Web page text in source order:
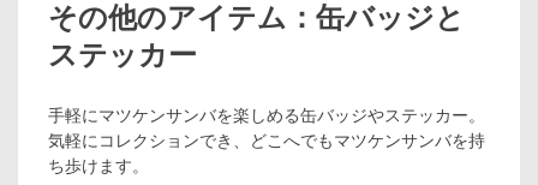
その他のアイテム：缶バッジと
ステッカー
手軽にマツケンサンバを楽しめる缶バッジやステッカー。
気軽にコレクションでき、どこへでもマツケンサンバを持
ち歩けます。